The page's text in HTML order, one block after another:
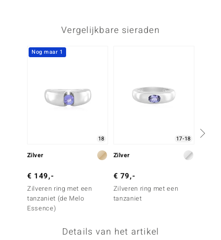
Collection
Vergelijkbare sieraden
Nog maar 1
18
Zilver
€ 149,-
Zilveren ring met een
tanzaniet (de Melo
Essence)
17-18
Zilver
€ 79,-
Zilveren ring met een
tanzaniet
Details van het artikel